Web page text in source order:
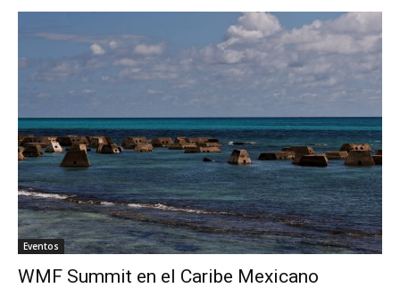
Eventos
WMF Summit en el Caribe Mexicano